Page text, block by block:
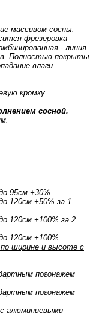
массивом сосны.
фрезеровка
- линия
Полностью покрыты
влаги.
кромку.
сосной.
95см +30%
120см +50% за 1
120см +100% за 2
120см +100%
ширине и высоте с
погонажем
погонажем
алюминиевыми